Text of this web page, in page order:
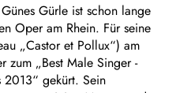
Gürle ist schon lange
Oper am Rhein. Für seine
„Castor et Pollux“) am
zum „Best Male Singer -
2013“ gekürt. Sein